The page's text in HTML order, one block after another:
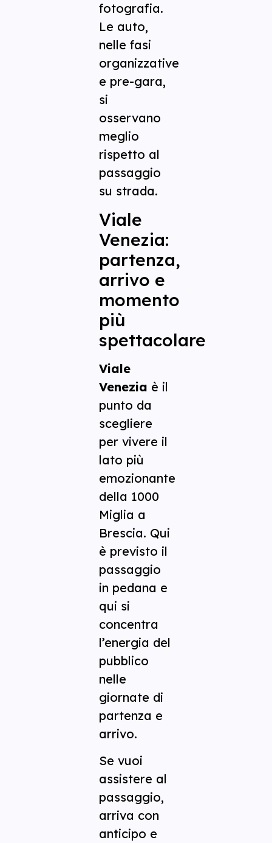
fotografia.
Le auto,
nelle fasi
organizzative
e pre-gara,
si
osservano
meglio
rispetto al
passaggio
su strada.
Viale
Venezia:
partenza,
arrivo e
momento
più
spettacolare
Viale
Venezia è il
punto da
scegliere
per vivere il
lato più
emozionante
della 1000
Miglia a
Brescia. Qui
è previsto il
passaggio
in pedana e
qui si
concentra
l’energia del
pubblico
nelle
giornate di
partenza e
arrivo.
Se vuoi
assistere al
passaggio,
arriva con
anticipo e